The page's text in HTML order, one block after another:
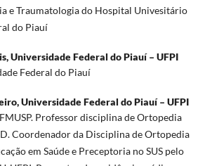
e Traumatologia do Hospital Univesitário
do Piauí
Universidade Federal do Piauí – UFPI
Federal do Piauí
Universidade Federal do Piauí – UFPI
Professor disciplina de Ortopedia
Coordenador da Disciplina de Ortopedia
em Saúde e Preceptoria no SUS pelo